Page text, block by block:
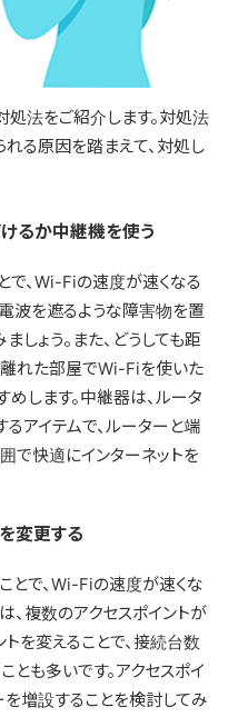
処法をご紹介します。対処法
る原因を踏まえて、対処し
るか中継機を使う
、Wi-Fiの速度が速くなる
波を遮るような障害物を置
しょう。また、どうしても距
れた部屋でWi-Fiを使いた
します。中継器は、ルータ
アイテムで、ルーターと端
で快適にインターネットを
変更する
とで、Wi-Fiの速度が速くな
、複数のアクセスポイントが
トを変えることで、接続台数
も多いです。アクセスポイ
増設することを検討してみ